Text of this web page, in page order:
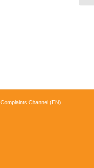
Complaints Channel (EN)